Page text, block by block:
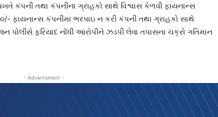
કંપની તથા કંપનીના ગ્રાહકો સાથે વિશ્વાસ કેળવી ફાયનાન્સ
ફાયનાન્સ કંપનીમા ભરપાઇ ન કરી કંપની તથા ગ્રાહકો સાથે
પોલીસે ફરિયાદ નોંધી આરોપીને ઝડપી લેવા તપાસના ચક્રો ગતિમાન
- Advertisment -